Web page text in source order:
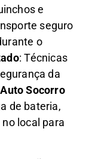
e
seguro
o
: Técnicas
da
Auto Socorro
de bateria,
local para